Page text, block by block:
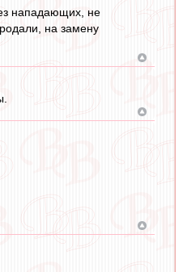
нападающих, не
на замену